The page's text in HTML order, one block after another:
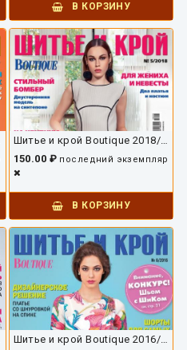
В КОРЗИНУ
150.00 ₽ последний экземпляр
В КОРЗИНУ